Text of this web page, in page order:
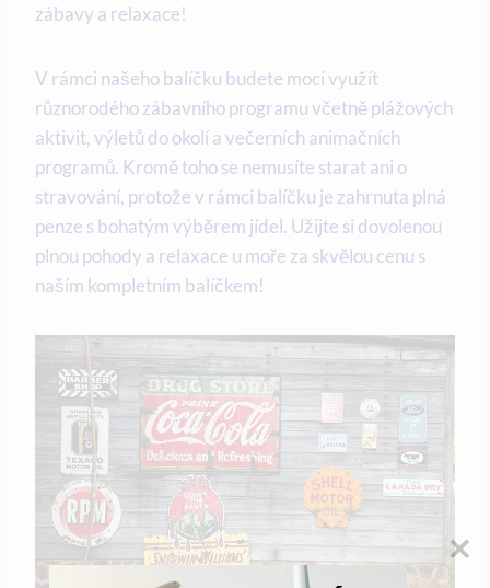
⁢zábavy a relaxace!
V ⁣rámci našeho‌ balíčku budete moci⁢ využít
různorodého zábavního programu včetně⁢ plážových
aktivit, ⁤výletů do okolí a večerních ⁤animačních⁤
programů. ⁣Kromě toho se nemusíte starat ani o
stravování, protože​ v rámci balíčku je‍ zahrnuta plná
penze s ​bohatým výběrem jídel. Užijte si dovolenou
plnou pohody a ⁤relaxace u moře⁣ za skvělou cenu s
naším kompletním balíčkem!